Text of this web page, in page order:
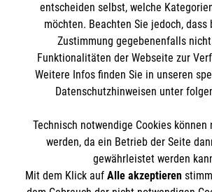
Impressum
Datenschutz
Barrierefreiheit
Presse
Spendenkonto
Pax-Bank für Kirche und Caritas eG
IBAN: DE48 3706 0120 1201 2290
BIC: GENODED1PA7
So finden Sie uns
entscheiden selbst, welche
möchten. Beachten Sie jedoch,
Zustimmung gegebenenfalls
Funktionalitäten der Webseite zur
Weitere Infos finden Sie in unseren
Datenschutzhinweisen unter
Technisch notwendige Cookies
werden, da ein Betrieb der Seite
gewährleistet werden
Mit dem Klick auf Alle akzeptieren